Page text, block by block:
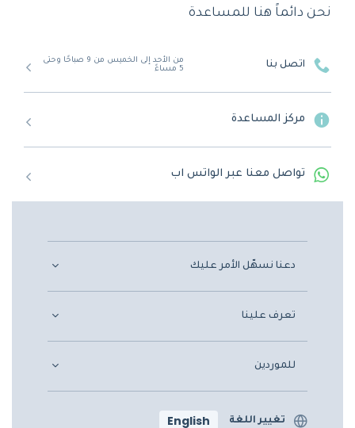
نحن دائماً هنا للمساعدة
اتصل بنا
من الأحد إلى الخميس من 9 صباحًا وحتى
5 مساءً
مركز المساعدة
تواصل معنا عبر الواتس اب
دعنا نسهّل الأمر عليك
تعرف علينا
للموردين
تغيير اللغة English